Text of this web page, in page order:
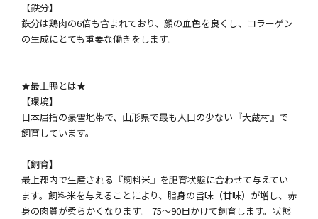
【鉄分】
鉄分は鶏肉の6倍も含まれており、顔の血色を良くし、コラーゲン
の生成にとても重要な働きをします。
★最上鴨とは★
【環境】
日本屈指の豪雪地帯で、山形県で最も人口の少ない『大蔵村』で
飼育しています。
【飼育】
最上郡内で生産される『飼料米』を肥育状態に合わせて与えてい
ます。飼料米を与えることにより、脂身の旨味（甘味）が増し、赤
身の肉質が柔らかくなります。 75～90日かけて飼育します。状態